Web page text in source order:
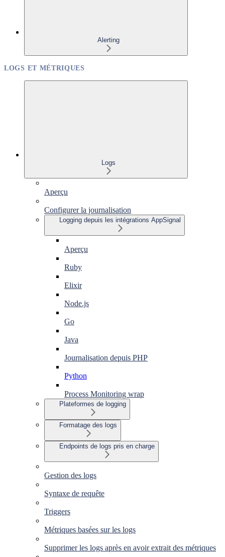
Alerting
LOGS ET MÉTRIQUES
Logs
Aperçu
Configurer la journalisation
Logging depuis les intégrations AppSignal
Aperçu
Ruby
Elixir
Node.js
Go
Java
Journalisation depuis PHP
Python
Process Monitoring wrap
Plateformes de logging
Formatage des logs
Endpoints de logs pris en charge
Gestion des logs
Syntaxe de requête
Triggers
Métriques basées sur les logs
Supprimer les logs après en avoir extrait des métriques